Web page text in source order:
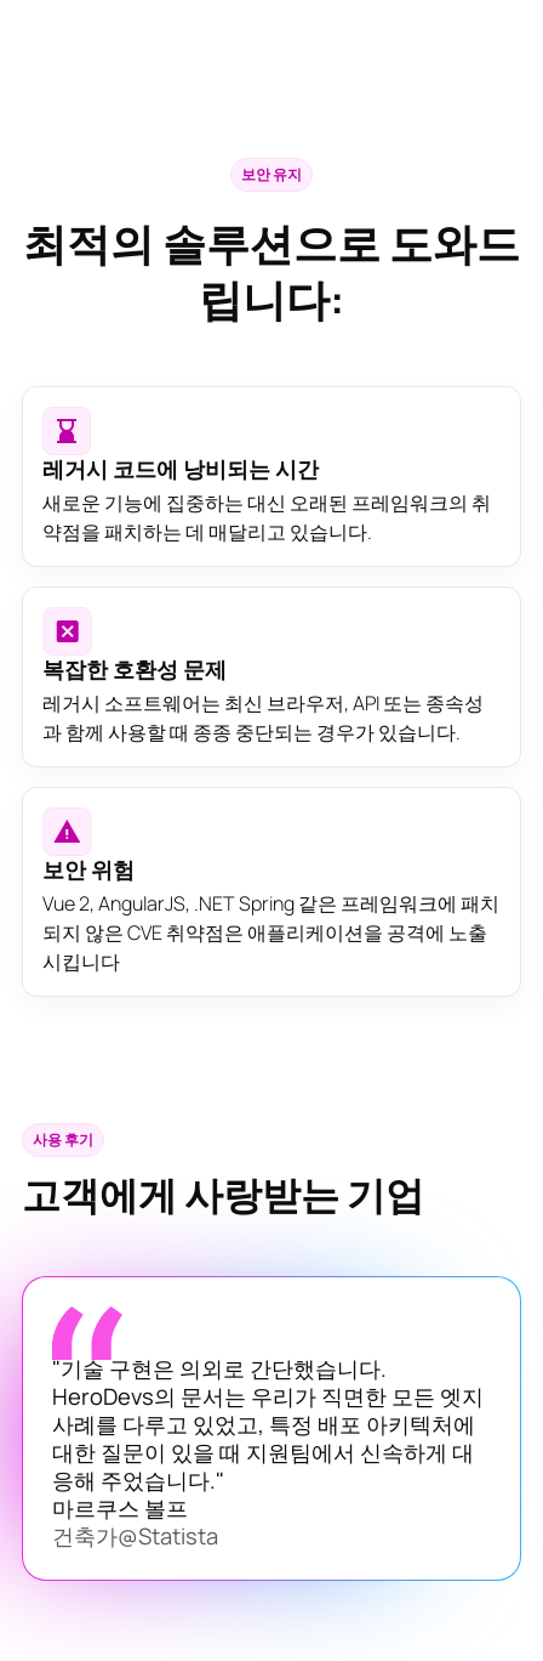
보안 유지
최적의 솔루션으로 도와드
립니다:
레거시 코드에 낭비되는 시간
새로운 기능에 집중하는 대신 오래된 프레임워크의 취
약점을 패치하는 데 매달리고 있습니다.
복잡한 호환성 문제
레거시 소프트웨어는 최신 브라우저, API 또는 종속성
과 함께 사용할 때 종종 중단되는 경우가 있습니다.
보안 위험
Vue 2, AngularJS, .NET Spring 같은 프레임워크에 패치
되지 않은 CVE 취약점은 애플리케이션을 공격에 노출
시킵니다
사용 후기
고객에게 사랑받는 기업
"기술 구현은 의외로 간단했습니다.
HeroDevs의 문서는 우리가 직면한 모든 엣지
사례를 다루고 있었고, 특정 배포 아키텍처에
대한 질문이 있을 때 지원팀에서 신속하게 대
응해 주었습니다."
마르쿠스 볼프
건축가@Statista